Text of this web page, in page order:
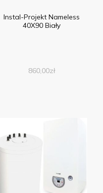
Instal-Projekt Nameless
40X90 Biały
860,00zł